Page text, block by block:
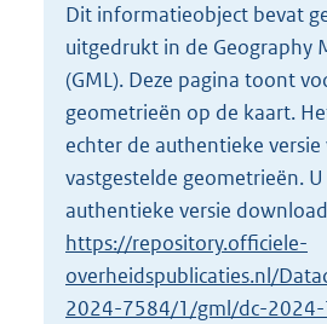
Dit informatieobject bevat
uitgedrukt in de Geography
(GML). Deze pagina toont
geometrieën op de kaart.
echter de authentieke versie
vastgestelde geometrieën.
authentieke versie
https://repository.officiele-
overheidspublicaties.nl/
2024-7584/1/gml/dc-